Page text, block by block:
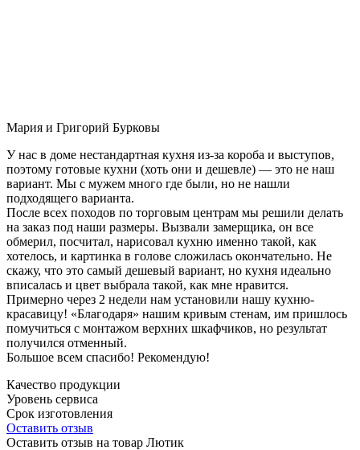
Мария и Григорий Бурковы
У нас в доме нестандартная кухня из-за короба и выступов,
поэтому готовые кухни (хоть они и дешевле) — это не наш
вариант. Мы с мужем много где были, но не нашли
подходящего варианта.
После всех походов по торговым центрам мы решили делать
на заказ под наши размеры. Вызвали замерщика, он все
обмерил, посчитал, нарисовал кухню именно такой, как
хотелось, и картинка в голове сложилась окончательно. Не
скажу, что это самый дешевый вариант, но кухня идеально
вписалась и цвет выбрала такой, как мне нравится.
Примерно через 2 недели нам установили нашу кухню-
красавицу! «Благодаря» нашим кривым стенам, им пришлось
помучиться с монтажом верхних шкафчиков, но результат
получился отменный.
Большое всем спасибо! Рекомендую!
Качество продукции
Уровень сервиса
Срок изготовления
Оставить отзыв
Оставить отзыв на товар Лютик